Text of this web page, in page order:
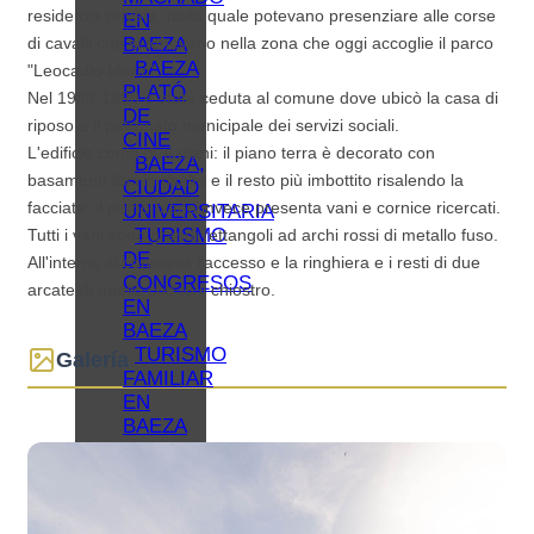
EN
BAEZA
BAEZA
PLATÓ
DE
CINE
BAEZA,
CIUDAD
UNIVERSITARIA
TURISMO
DE
CONGRESOS
EN
BAEZA
TURISMO
FAMILIAR
EN
BAEZA
REDES
residenza privata, dalla quale potevano presenziare alle corse
di cavalli che si tenevano nella zona che oggi accoglie il parco
"Leocadio Marin".
Nel 1989-1990 è stata ceduta al comune dove ubicò la casa di
riposo e il patronato municipale dei servizi sociali.
L'edificio conta due piani: il piano terra è decorato con
basamenti lisci in risalto e il resto più imbottito risalendo la
facciata; il primo piano invece presenta vani e cornice ricercati.
Tutti i vani sono grandi rettangoli ad archi rossi di metallo fuso.
All'interno si conserva l'accesso e la ringhiera e i resti di due
arcate di quello che fu il chiostro.
Galería